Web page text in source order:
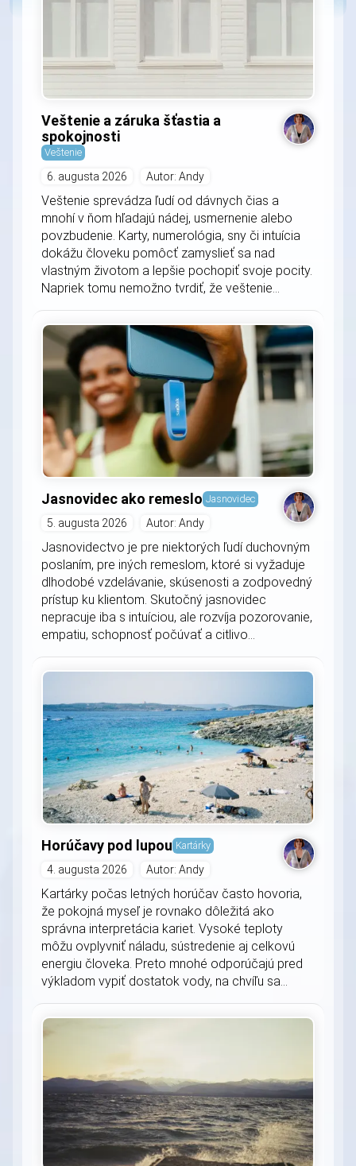
Veštenie a záruka šťastia a
spokojnosti
Veštenie
6. augusta 2026 Autor: Andy
Veštenie sprevádza ľudí od dávnych čias a
mnohí v ňom hľadajú nádej, usmernenie alebo
povzbudenie. Karty, numerológia, sny či intuícia
dokážu človeku pomôcť zamyslieť sa nad
vlastným životom a lepšie pochopiť svoje pocity.
Napriek tomu nemožno tvrdiť, že veštenie...
Jasnovidec ako remeslo Jasnovidec
5. augusta 2026 Autor: Andy
Jasnovidectvo je pre niektorých ľudí duchovným
poslaním, pre iných remeslom, ktoré si vyžaduje
dlhodobé vzdelávanie, skúsenosti a zodpovedný
prístup ku klientom. Skutočný jasnovidec
nepracuje iba s intuíciou, ale rozvíja pozorovanie,
empatiu, schopnosť počúvať a citlivo...
Horúčavy pod lupou Kartárky
4. augusta 2026 Autor: Andy
Kartárky počas letných horúčav často hovoria,
že pokojná myseľ je rovnako dôležitá ako
správna interpretácia kariet. Vysoké teploty
môžu ovplyvniť náladu, sústredenie aj celkovú
energiu človeka. Preto mnohé odporúčajú pred
výkladom vypiť dostatok vody, na chvíľu sa...